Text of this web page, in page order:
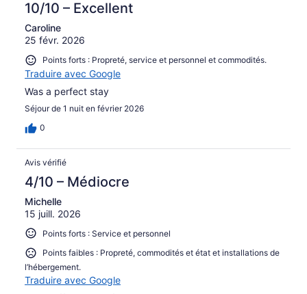
10/10 – Excellent
Caroline
25 févr. 2026
Points forts : Propreté, service et personnel et commodités.
Traduire avec Google
Was a perfect stay
Séjour de 1 nuit en février 2026
0
Avis vérifié
4/10 – Médiocre
Michelle
15 juill. 2026
Points forts : Service et personnel
Points faibles : Propreté, commodités et état et installations de
l’hébergement.
Traduire avec Google